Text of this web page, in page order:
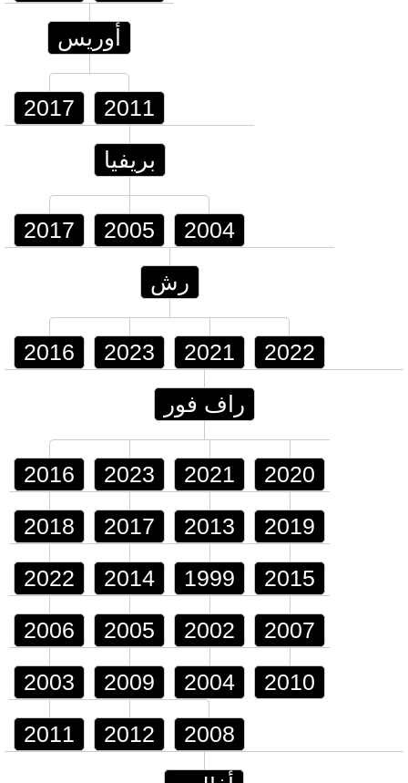
أوريس
2017 2011
بريفيا
2017 2005 2004
رش
2016 2023 2021 2022
راف فور
2016 2023 2021 2020
2018 2017 2013 2019
2022 2014 1999 2015
2006 2005 2002 2007
2003 2009 2004 2010
2011 2012 2008